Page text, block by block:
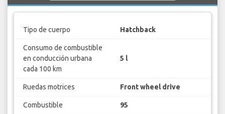
Tipo de cuerpo Hatchback
Consumo de combustible
en conducción urbana
cada 100 km
5 l
Ruedas motrices Front wheel drive
Combustible 95